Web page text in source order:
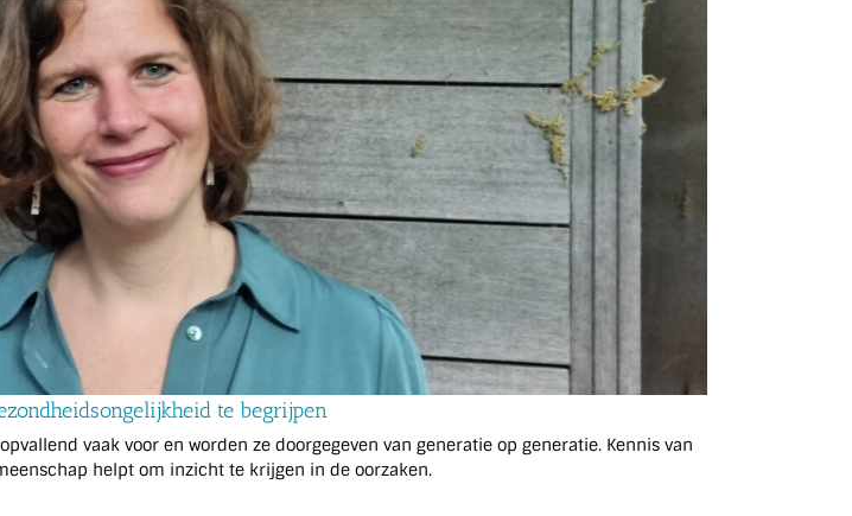
te begrijpen
vaak voor en worden ze doorgegeven van generatie op generatie. Kennis van
helpt om inzicht te krijgen in de oorzaken.